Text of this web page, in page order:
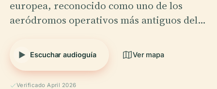
europea, reconocido como uno de los
aeródromos operativos más antiguos del…
Escuchar audioguía Ver mapa
Verificado April 2026